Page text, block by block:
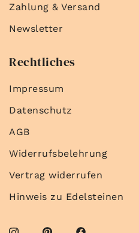
Zahlung & Versand
Newsletter
Rechtliches
Impressum
Datenschutz
AGB
Widerrufsbelehrung
Vertrag widerrufen
Hinweis zu Edelsteinen